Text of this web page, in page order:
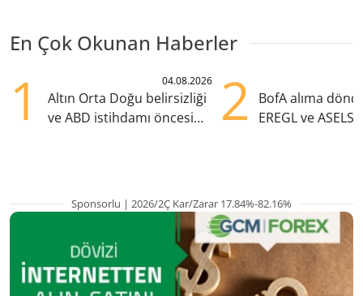
En Çok Okunan Haberler
1 04.08.2026
Altın Orta Doğu belirsizliği
ve ABD istihdamı öncesi
2
BofA alıma
EREGL ve ASELS
Sponsorlu | 2026/2Ç Kar/Zarar 17.84%-82.16%